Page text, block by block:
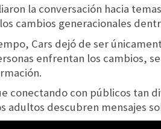
la conversación hacia
cambios generacionales
Cars dejó de ser
enfrentan los cambios,
conectando con públicos tan
adultos descubren mensajes